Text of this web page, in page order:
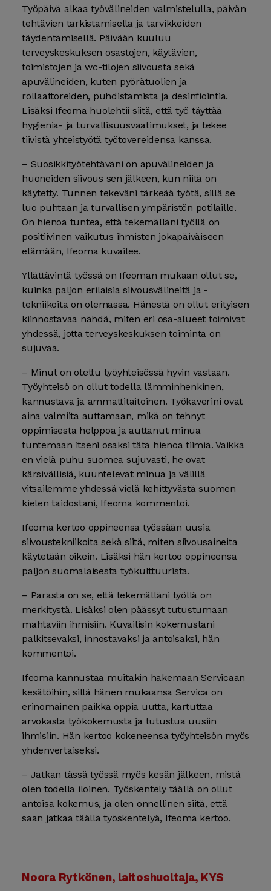
Työpäivä alkaa työvälineiden valmistelulla, päivän
tehtävien tarkistamisella ja tarvikkeiden
täydentämisellä. Päivään kuuluu
terveyskeskuksen osastojen, käytävien,
toimistojen ja wc-tilojen siivousta sekä
apuvälineiden, kuten pyörätuolien ja
rollaattoreiden, puhdistamista ja desinfiointia.
Lisäksi Ifeoma huolehtii siitä, että työ täyttää
hygienia- ja turvallisuusvaatimukset, ja tekee
tiivistä yhteistyötä työtovereidensa kanssa.
– Suosikkityötehtäväni on apuvälineiden ja
huoneiden siivous sen jälkeen, kun niitä on
käytetty. Tunnen tekeväni tärkeää työtä, sillä se
luo puhtaan ja turvallisen ympäristön potilaille.
On hienoa tuntea, että tekemälläni työllä on
positiivinen vaikutus ihmisten jokapäiväiseen
elämään, Ifeoma kuvailee.
Yllättävintä työssä on Ifeoman mukaan ollut se,
kuinka paljon erilaisia siivousvälineitä ja -
tekniikoita on olemassa. Hänestä on ollut erityisen
kiinnostavaa nähdä, miten eri osa-alueet toimivat
yhdessä, jotta terveyskeskuksen toiminta on
sujuvaa.
– Minut on otettu työyhteisössä hyvin vastaan.
Työyhteisö on ollut todella lämminhenkinen,
kannustava ja ammattitaitoinen. Työkaverini ovat
aina valmiita auttamaan, mikä on tehnyt
oppimisesta helppoa ja auttanut minua
tuntemaan itseni osaksi tätä hienoa tiimiä. Vaikka
en vielä puhu suomea sujuvasti, he ovat
kärsivällisiä, kuuntelevat minua ja välillä
vitsailemme yhdessä vielä kehittyvästä suomen
kielen taidostani, Ifeoma kommentoi.
Ifeoma kertoo oppineensa työssään uusia
siivoustekniikoita sekä siitä, miten siivousaineita
käytetään oikein. Lisäksi hän kertoo oppineensa
paljon suomalaisesta työkulttuurista.
– Parasta on se, että tekemälläni työllä on
merkitystä. Lisäksi olen päässyt tutustumaan
mahtaviin ihmisiin. Kuvailisin kokemustani
palkitsevaksi, innostavaksi ja antoisaksi, hän
kommentoi.
Ifeoma kannustaa muitakin hakemaan Servicaan
kesätöihin, sillä hänen mukaansa Servica on
erinomainen paikka oppia uutta, kartuttaa
arvokasta työkokemusta ja tutustua uusiin
ihmisiin. Hän kertoo kokeneensa työyhteisön myös
yhdenvertaiseksi.
– Jatkan tässä työssä myös kesän jälkeen, mistä
olen todella iloinen. Työskentely täällä on ollut
antoisa kokemus, ja olen onnellinen siitä, että
saan jatkaa täällä työskentelyä, Ifeoma kertoo.
Noora Rytkönen, laitoshuoltaja, KYS